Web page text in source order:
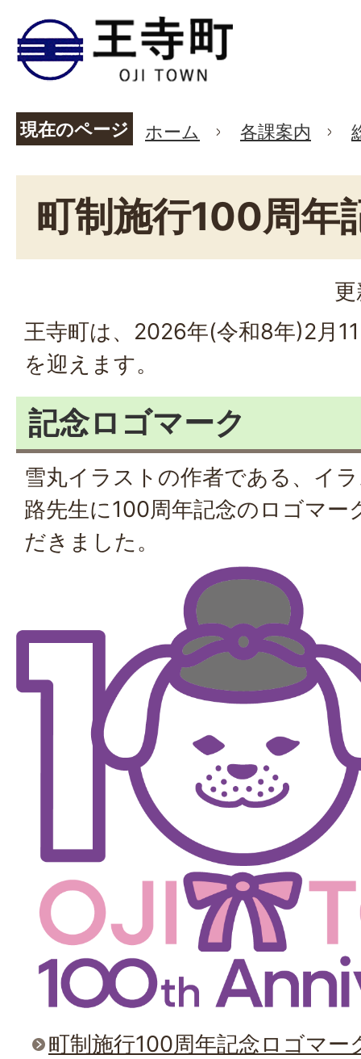
現在のページ ホーム 各課案内
町制施行100周年
王寺町は、2026年(令和8年)2月
を迎えます。
記念ロゴマーク
雪丸イラストの作者である、イ
路先生に100周年記念のロゴマ
だきました。
町制施行100周年記念ロゴマー